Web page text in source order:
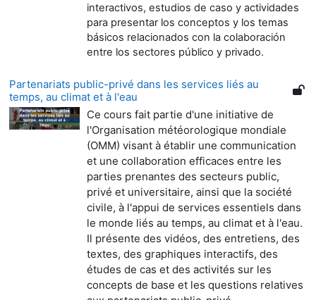
interactivos, estudios de caso y actividades
para presentar los conceptos y los temas
básicos relacionados con la colaboración
entre los sectores público y privado.
Partenariats public-privé dans les services liés au
temps, au climat et à l'eau
Ce cours fait partie d'une initiative de
l'Organisation météorologique mondiale
(OMM) visant à établir une communication
et une collaboration efficaces entre les
parties prenantes des secteurs public,
privé et universitaire, ainsi que la société
civile, à l'appui de services essentiels dans
le monde liés au temps, au climat et à l'eau.
Il présente des vidéos, des entretiens, des
textes, des graphiques interactifs, des
études de cas et des activités sur les
concepts de base et les questions relatives